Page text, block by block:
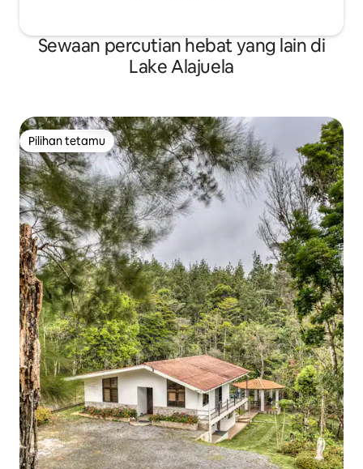
Sewaan percutian hebat yang lain di
Lake Alajuela
Pilihan tetamu
Pilihan tetamu